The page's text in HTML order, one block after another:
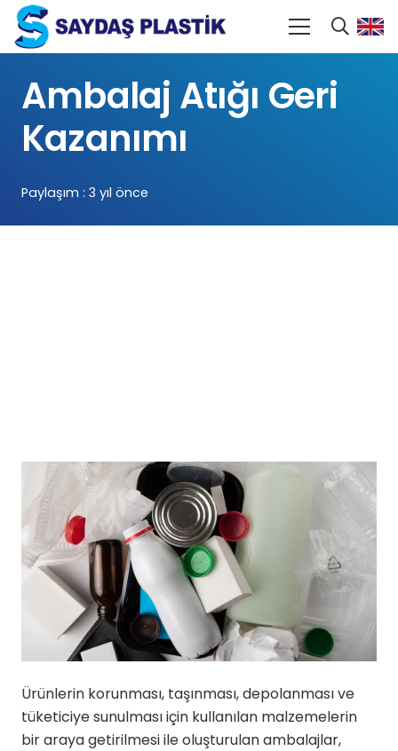
Ambalaj Atığı Geri
Kazanımı
Paylaşım : 3 yıl önce
Ürünlerin korunması, taşınması, depolanması ve
tüketiciye sunulması için kullanılan malzemelerin
bir araya getirilmesi ile oluşturulan ambalajlar,